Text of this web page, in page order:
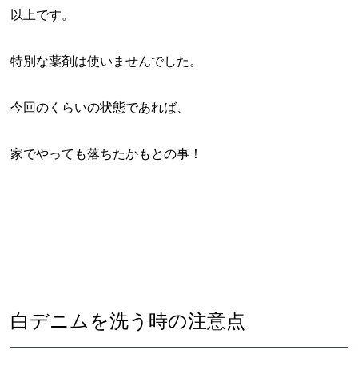
以上です。
特別な薬剤は使いませんでした。
今回のくらいの状態であれば、
家でやっても落ちたかもとの事！
白デニムを洗う時の注意点